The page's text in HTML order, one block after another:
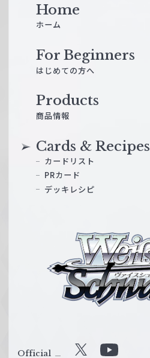
ス
ル
Home
ホーム
For Beginners
はじめての方へ
Products
商品情報
Cards & Recipes
カードリスト
PRカード
デッキレシピ
Official